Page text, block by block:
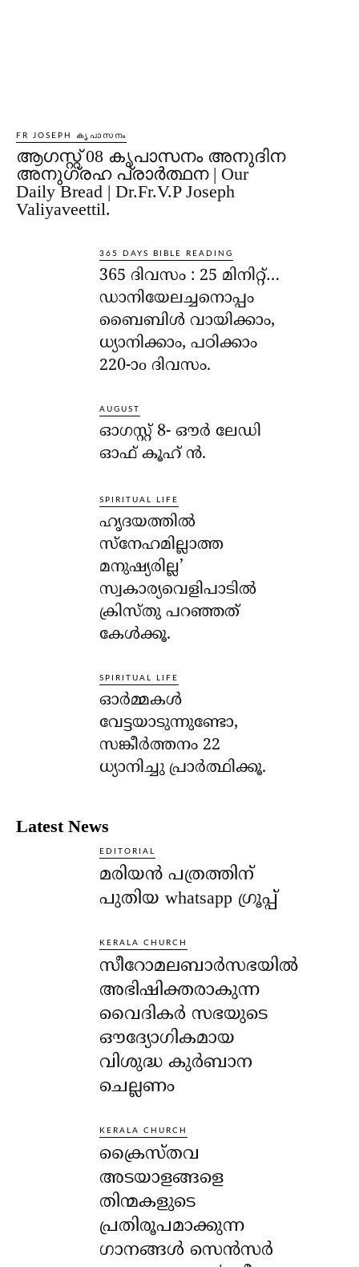
FR JOSEPH കൃപാസനം
ആഗസ്റ്റ് 08 കൃപാസനം അനുദിന
അനുഗ്രഹ പ്രാർത്ഥന | Our
Daily Bread | Dr.Fr.V.P Joseph
Valiyaveettil.
365 DAYS BIBLE READING
365 ദിവസം : 25 മിനിറ്റ്…
ഡാനിയേലച്ചനൊപ്പം
ബൈബിൾ വായിക്കാം,
ധ്യാനിക്കാം, പഠിക്കാം
220-ാo ദിവസം.
AUGUST
ഓഗസ്റ്റ് 8- ഔര്‍ ലേഡി
ഓഫ് കൂഹ് ന്‍.
SPIRITUAL LIFE
ഹൃദയത്തില്‍
സ്‌നേഹമില്ലാത്ത
മനുഷ്യരില്ല’
സ്വകാര്യവെളിപാടില്‍
ക്രിസ്തു പറഞ്ഞത്
കേള്‍ക്കൂ.
SPIRITUAL LIFE
ഓര്‍മ്മകള്‍
വേട്ടയാടുന്നുണ്ടോ,
സങ്കീര്‍ത്തനം 22
ധ്യാനിച്ചു പ്രാര്‍ത്ഥിക്കൂ.
Latest News
EDITORIAL
മരിയൻ പത്രത്തിന്
പുതിയ whatsapp ഗ്രൂപ്പ്
KERALA CHURCH
സീറോമലബാർസഭയിൽ
അഭിഷിക്തരാകുന്ന
വൈദികർ സഭയുടെ
ഔദ്യോഗികമായ
വിശുദ്ധ കുർബാന
ചെല്ലണം
KERALA CHURCH
ക്രൈസ്തവ
അടയാളങ്ങളെ
തിന്മകളുടെ
പ്രതിരൂപമാക്കുന്ന
ഗാനങ്ങൾ സെൻസർ